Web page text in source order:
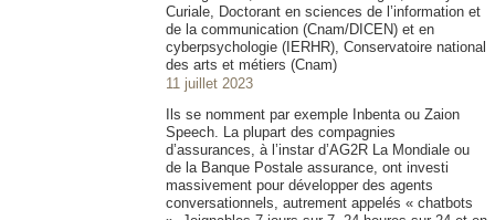
Curiale, Doctorant en sciences de l’information et
de la communication (Cnam/DICEN) et en
cyberpsychologie (IERHR), Conservatoire national
des arts et métiers (Cnam)
11 juillet 2023
Ils se nomment par exemple Inbenta ou Zaion
Speech. La plupart des compagnies
d’assurances, à l’instar d’AG2R La Mondiale ou
de la Banque Postale assurance, ont investi
massivement pour développer des agents
conversationnels, autrement appelés « chatbots